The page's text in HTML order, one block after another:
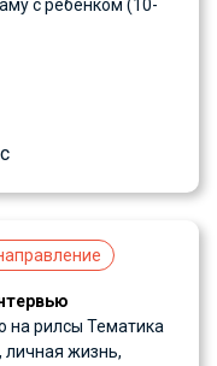
с ребёнком (10-
на рилсы Тематика
личная жизнь,